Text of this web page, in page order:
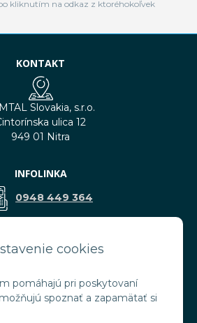
cookies
pomáhajú pri poskytovaní
spoznať a zapamätať si
kliknutím na odkaz z ktoréhokoľvek
KONTAKT
Slovakia, s.r.o.
ulica 12
949 01 Nitra
INFOLINKA
0948 449 364
O NÁKUPE
podmienky